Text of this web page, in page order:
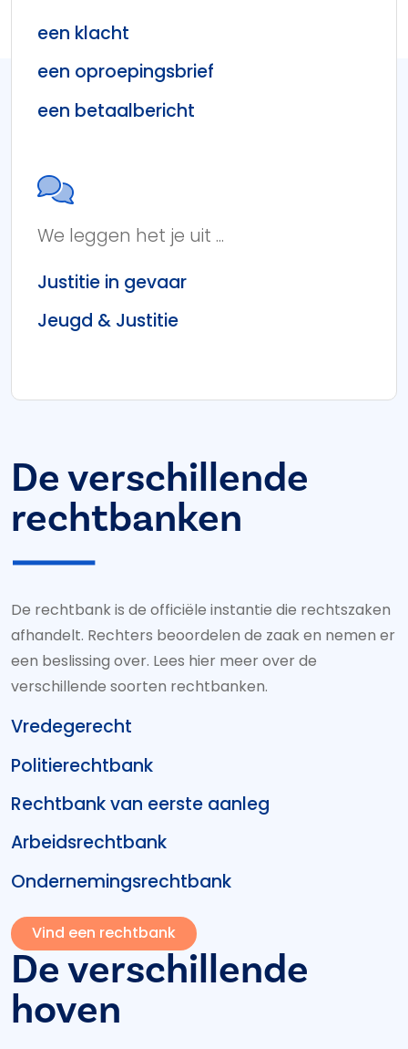
een klacht
een oproepingsbrief
een betaalbericht
We leggen het je uit ...
Justitie in gevaar
Jeugd & Justitie
De verschillende
rechtbanken
De rechtbank is de officiële instantie die rechtszaken
afhandelt. Rechters beoordelen de zaak en nemen er
een beslissing over. Lees hier meer over de
verschillende soorten rechtbanken.
Vredegerecht
Politierechtbank
Rechtbank van eerste aanleg
Arbeidsrechtbank
Ondernemingsrechtbank
Vind een rechtbank
De verschillende
hoven